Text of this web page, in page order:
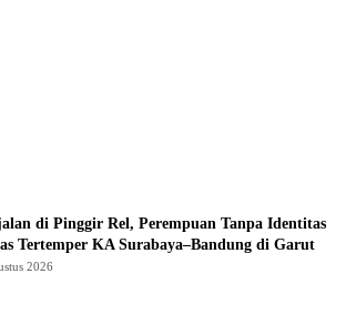
di Pinggir Rel, Perempuan Tanpa Identitas
Tertemper KA Surabaya–Bandung di Garut
2026